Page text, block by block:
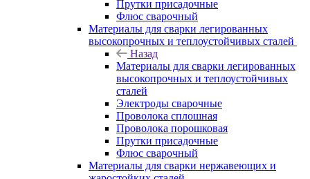
Прутки присадочные
Флюс сварочный
Материалы для сварки легированных
высокопрочных и теплоустойчивых сталей
Назад
Материалы для сварки легированных
высокопрочных и теплоустойчивых
сталей
Электроды сварочные
Проволока сплошная
Проволока порошковая
Прутки присадочные
Флюс сварочный
Материалы для сварки нержавеющих и